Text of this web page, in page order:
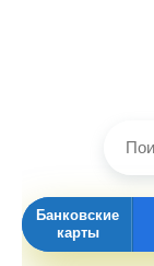
Банковские
карты